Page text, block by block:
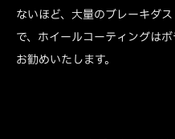
ないほど、大量のブレーキダ
で、ホイールコーティングは
お勧めいたします。